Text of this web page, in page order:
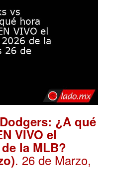
¿A qué
VIVO el
la MLB?
. 26 de Marzo,